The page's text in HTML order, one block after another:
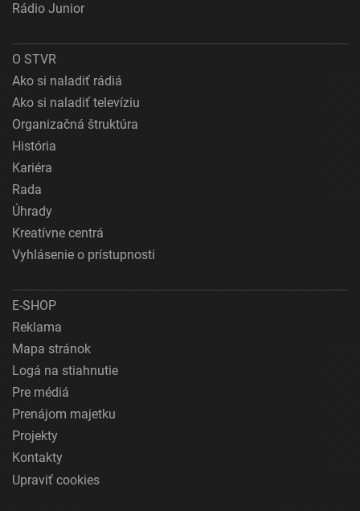
Rádio Junior
O STVR
Ako si naladiť rádiá
Ako si naladiť televíziu
Organizačná štruktúra
História
Kariéra
Rada
Úhrady
Kreatívne centrá
Vyhlásenie o prístupnosti
E-SHOP
Reklama
Mapa stránok
Logá na stiahnutie
Pre médiá
Prenájom majetku
Projekty
Kontakty
Upraviť cookies